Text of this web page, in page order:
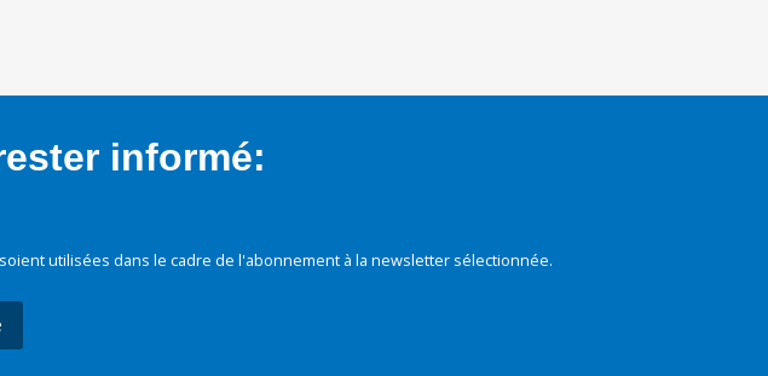
informé:
utilisées dans le cadre de l'abonnement à la newsletter sélectionnée.